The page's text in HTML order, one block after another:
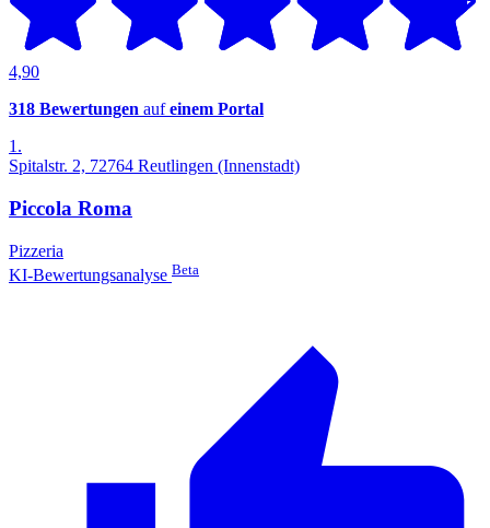
4,90
318 Bewertungen aufeinem Portal
1.
Spitalstr. 2, 72764 Reutlingen (Innenstadt)
Piccola Roma
Pizzeria
KI-Bewertungsanalyse Beta